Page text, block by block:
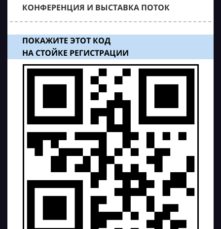
КОНФЕРЕНЦИЯ И ВЫСТАВКА ПОТОК
ПОКАЖИТЕ ЭТОТ КОД
НА СТОЙКЕ РЕГИСТРАЦИИ